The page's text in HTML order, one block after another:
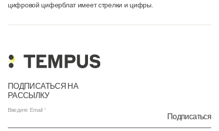
цифровой циферблат имеет стрелки и цифры.
ПОДПИСАТЬСЯ НА
РАССЫЛКУ
Введите Email
Подписаться